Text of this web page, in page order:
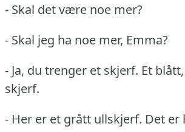
- Skal det være noe mer?
- Skal jeg ha noe mer, Emma?
- Ja, du trenger et skjerf. Et
skjerf.
- Her er et grått ullskjerf. Det er